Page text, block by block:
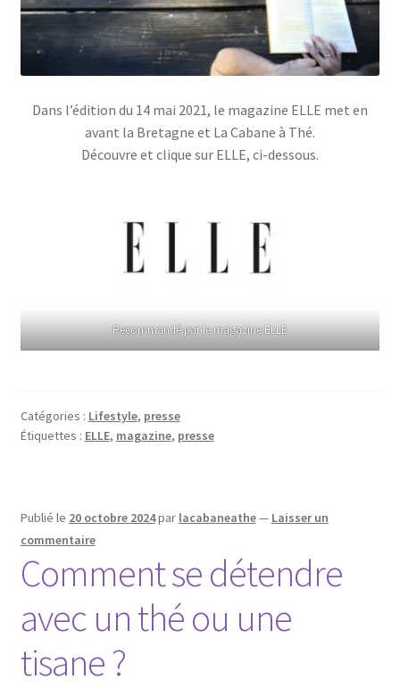
Dans l’édition du 14 mai 2021, le magazine ELLE met en
avant la Bretagne et La Cabane à Thé.
Découvre et clique sur ELLE, ci-dessous.
Recommandé par le magazine ELLE
Catégories : Lifestyle, presse
Étiquettes : ELLE, magazine, presse
Publié le 20 octobre 2024par lacabaneathe— Laisser un
commentaire
Comment se détendre
avec un thé ou une
tisane ?